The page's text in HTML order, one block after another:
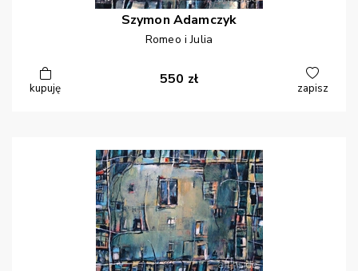
Szymon Adamczyk
Romeo i Julia
kupuję
550 zł
zapisz